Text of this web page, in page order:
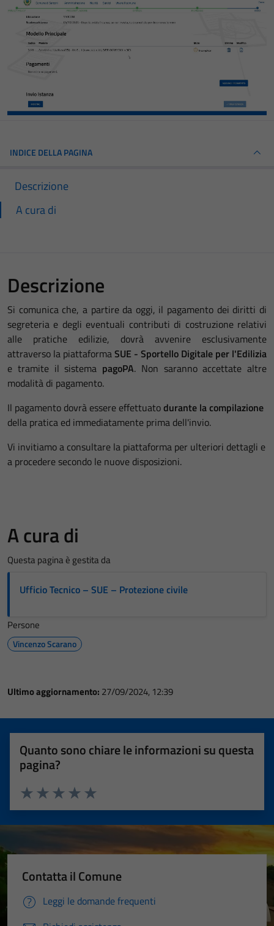
INDICE DELLA PAGINA
Descrizione
A cura di
Descrizione
Si comunica che, a partire da oggi, il pagamento dei diritti di
segreteria e degli eventuali contributi di costruzione relativi
alle pratiche edilizie, dovrà avvenire esclusivamente
attraverso la piattaformaSUE - Sportello Digitale per l'Edilizia
e tramite il sistema pagoPA. Non saranno accettate altre
modalità di pagamento.
Il pagamento dovrà essere effettuatodurante la compilazione
della pratica ed immediatamente prima dell'invio.
Vi invitiamo a consultare la piattaforma per ulteriori dettagli e
a procedere secondo le nuove disposizioni.
A cura di
Questa pagina è gestita da
Ufficio Tecnico – SUE – Protezione civile
Persone
Vincenzo Scarano
Ultimo aggiornamento: 27/09/2024, 12:39
Quanto sono chiare le informazioni su questa
pagina?
Valuta 5 stelle su 5
Valuta 4 stelle su 5
Valuta 3 stelle su 5
Valuta 2 stelle su 5
Valuta 1 stelle su 5
Contatta il Comune
Leggi le domande frequenti